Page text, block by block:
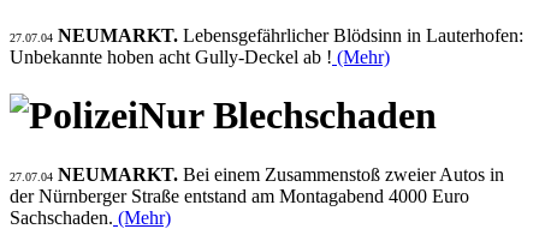
27.07.04 NEUMARKT. Lebensgefährlicher Blödsinn in Lauterhofen:
Unbekannte hoben acht Gully-Deckel ab ! (Mehr)
Nur Blechschaden
27.07.04 NEUMARKT. Bei einem Zusammenstoß zweier Autos in
der Nürnberger Straße entstand am Montagabend 4000 Euro
Sachschaden. (Mehr)